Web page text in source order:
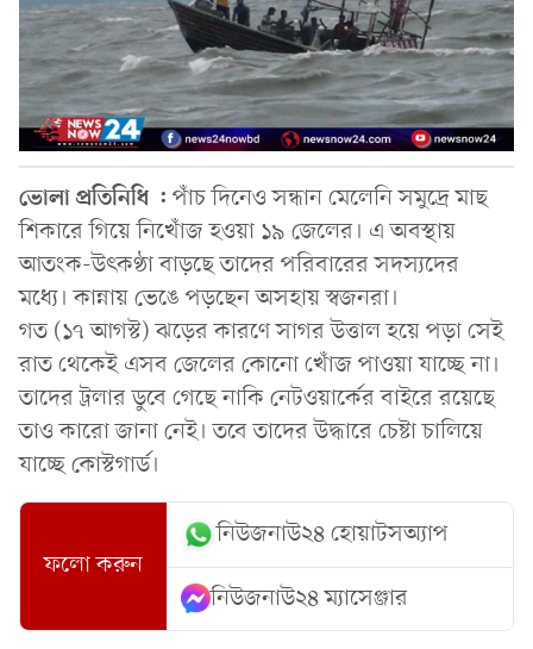
ভোলা প্রতিনিধি : পাঁচ দিনেও সন্ধান মেলেনি সমুদ্রে মাছ
শিকারে গিয়ে নিখোঁজ হওয়া ১৯ জেলের। এ অবস্থায়
আতংক-উৎকণ্ঠা বাড়ছে তাদের পরিবারের সদস্যদের
মধ্যে। কান্নায় ভেঙে পড়ছেন অসহায় স্বজনরা।
গত (১৭ আগস্ট) ঝড়ের কারণে সাগর উত্তাল হয়ে পড়া সেই
রাত থেকেই এসব জেলের কোনো খোঁজ পাওয়া যাচ্ছে না।
তাদের ট্রলার ডুবে গেছে নাকি নেটওয়ার্কের বাইরে রয়েছে
তাও কারো জানা নেই। তবে তাদের উদ্ধারে চেষ্টা চালিয়ে
যাচ্ছে কোস্টগার্ড।
ফলো করুন
নিউজনাউ২৪ হোয়াটসঅ্যাপ
নিউজনাউ২৪ ম্যাসেঞ্জার